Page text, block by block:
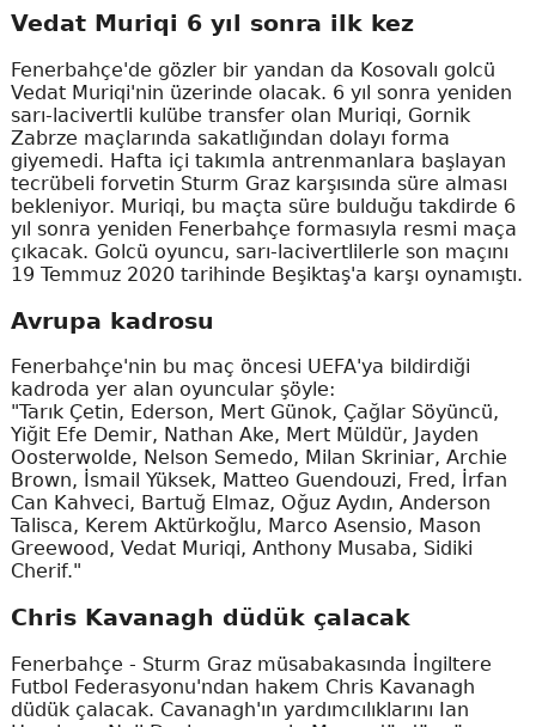
Vedat Muriqi 6 yıl sonra ilk kez
Fenerbahçe'de gözler bir yandan da Kosovalı golcü
Vedat Muriqi'nin üzerinde olacak. 6 yıl sonra yeniden
sarı-lacivertli kulübe transfer olan Muriqi, Gornik
Zabrze maçlarında sakatlığından dolayı forma
giyemedi. Hafta içi takımla antrenmanlara başlayan
tecrübeli forvetin Sturm Graz karşısında süre alması
bekleniyor. Muriqi, bu maçta süre bulduğu takdirde 6
yıl sonra yeniden Fenerbahçe formasıyla resmi maça
çıkacak. Golcü oyuncu, sarı-lacivertlilerle son maçını
19 Temmuz 2020 tarihinde Beşiktaş'a karşı oynamıştı.
Avrupa kadrosu
Fenerbahçe'nin bu maç öncesi UEFA'ya bildirdiği
kadroda yer alan oyuncular şöyle:
"Tarık Çetin, Ederson, Mert Günok, Çağlar Söyüncü,
Yiğit Efe Demir, Nathan Ake, Mert Müldür, Jayden
Oosterwolde, Nelson Semedo, Milan Skriniar, Archie
Brown, İsmail Yüksek, Matteo Guendouzi, Fred, İrfan
Can Kahveci, Bartuğ Elmaz, Oğuz Aydın, Anderson
Talisca, Kerem Aktürkoğlu, Marco Asensio, Mason
Greewood, Vedat Muriqi, Anthony Musaba, Sidiki
Cherif."
Chris Kavanagh düdük çalacak
Fenerbahçe - Sturm Graz müsabakasında İngiltere
Futbol Federasyonu'ndan hakem Chris Kavanagh
düdük çalacak. Cavanagh'ın yardımcılıklarını Ian